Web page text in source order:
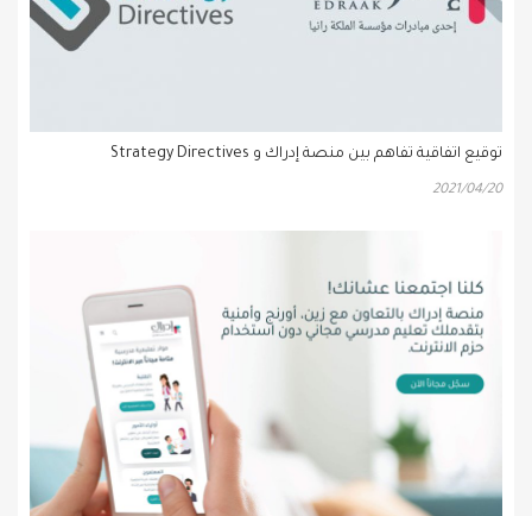
توقيع اتفاقية تفاهم بين منصة إدراك و Strategy Directives
2021/04/20